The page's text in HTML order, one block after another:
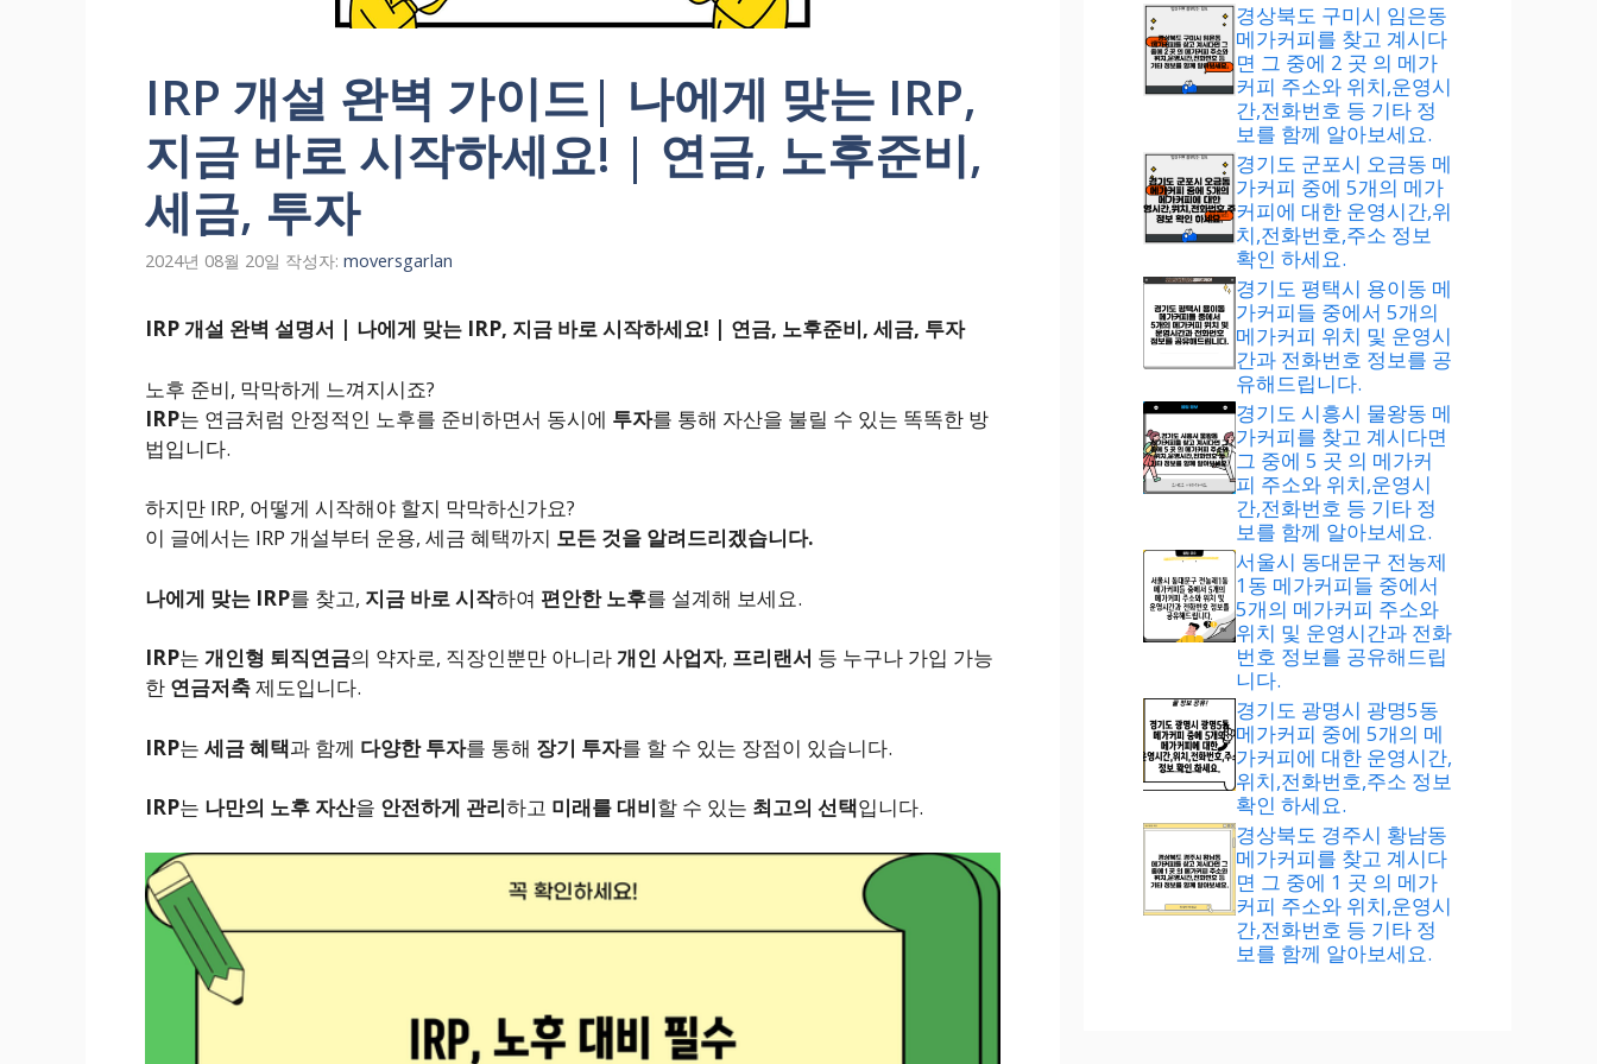
IRP 개설 완벽 가이드| 나에게 맞는 IRP,
지금 바로 시작하세요! | 연금, 노후준비,
세금, 투자
2024년 08월 20일 작성자: moversgarlan
IRP 개설 완벽 설명서 | 나에게 맞는 IRP, 지금 바로 시작하세요! | 연금, 노후준비, 세금, 투자
노후 준비, 막막하게 느껴지시죠?
IRP는 연금처럼 안정적인 노후를 준비하면서 동시에 투자를 통해 자산을 불릴 수 있는 똑똑한 방
법입니다.
하지만 IRP, 어떻게 시작해야 할지 막막하신가요?
이 글에서는 IRP 개설부터 운용, 세금 혜택까지 모든 것을 알려드리겠습니다.
나에게 맞는 IRP를 찾고, 지금 바로 시작하여 편안한 노후를 설계해 보세요.
IRP는 개인형 퇴직연금의 약자로, 직장인뿐만 아니라개인 사업자, 프리랜서 등 누구나 가입 가능
한 연금저축제도입니다.
IRP는 세금 혜택과 함께 다양한 투자를 통해 장기 투자를 할 수 있는 장점이 있습니다.
IRP는 나만의 노후 자산을 안전하게 관리하고 미래를 대비할 수 있는 최고의 선택입니다.
경상북도 구미시 임은동
메가커피를 찾고 계시다
면 그 중에 2 곳 의 메가
커피 주소와 위치,운영시
간,전화번호 등 기타 정
보를 함께 알아보세요.
경기도 군포시 오금동 메
가커피 중에 5개의 메가
커피에 대한 운영시간,위
치,전화번호,주소 정보
확인 하세요.
경기도 평택시 용이동 메
가커피들 중에서 5개의
메가커피 위치 및 운영시
간과 전화번호 정보를 공
유해드립니다.
경기도 시흥시 물왕동 메
가커피를 찾고 계시다면
그 중에 5 곳 의 메가커
피 주소와 위치,운영시
간,전화번호 등 기타 정
보를 함께 알아보세요.
서울시 동대문구 전농제
1동 메가커피들 중에서
5개의 메가커피 주소와
위치 및 운영시간과 전화
번호 정보를 공유해드립
니다.
경기도 광명시 광명5동
메가커피 중에 5개의 메
가커피에 대한 운영시간,
위치,전화번호,주소 정보
확인 하세요.
경상북도 경주시 황남동
메가커피를 찾고 계시다
면 그 중에 1 곳 의 메가
커피 주소와 위치,운영시
간,전화번호 등 기타 정
보를 함께 알아보세요.